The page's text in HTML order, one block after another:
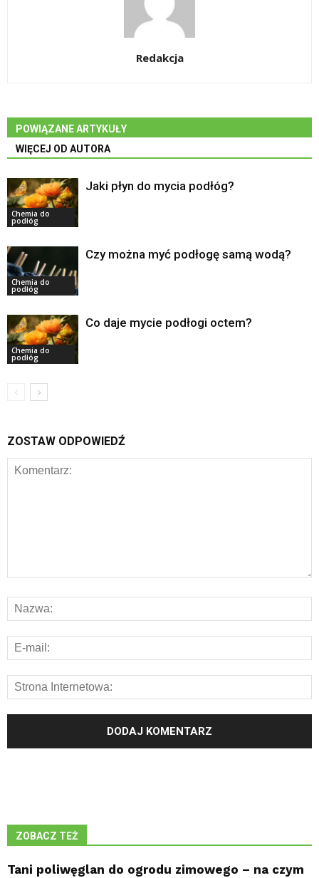
Redakcja
POWIĄZANE ARTYKUŁY
WIĘCEJ OD AUTORA
Chemia do
podłóg
Jaki płyn do mycia podłóg?
Chemia do
podłóg
Czy można myć podłogę samą wodą?
Chemia do
podłóg
Co daje mycie podłogi octem?
ZOSTAW ODPOWIEDŹ
ZOBACZ TEŻ
Tani poliwęglan do ogrodu zimowego – na czym